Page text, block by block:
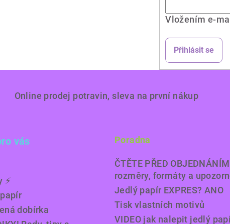
Vložením e-
Přihlásit se
Online prodej potravin, sleva na první nákup
vás
⚡️
dobírka
Poradna
ČTĚTE PŘED
rozměry, formáty a
Jedlý papír EXPRES? ANO
Tisk vlastních motivů
VIDEO jak nalepit jedlý